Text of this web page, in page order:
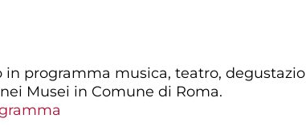
in programma musica, teatro,
Musei in Comune di Roma.